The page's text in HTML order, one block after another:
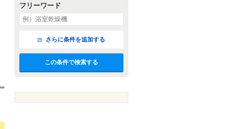
フリーワード
さらに条件を追加する
この条件で検索する